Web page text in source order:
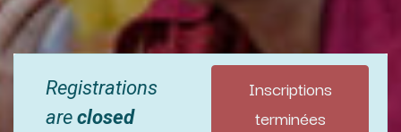
Registrations
areclosed
Inscriptions
terminées